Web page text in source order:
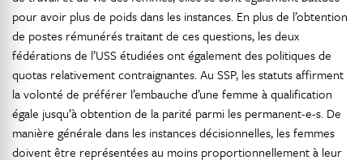
pour avoir plus de poids dans les instances. En plus de l’obtention
de postes rémunérés traitant de ces questions, les deux
fédérations de l’USS étudiées ont également des politiques de
quotas relativement contraignantes. Au SSP, les statuts affirment
la volonté de préférer l’embauche d’une femme à qualification
égale jusqu’à obtention de la parité parmi les permanent-e-s. De
manière générale dans les instances décisionnelles, les femmes
doivent être représentées au moins proportionnellement à leur